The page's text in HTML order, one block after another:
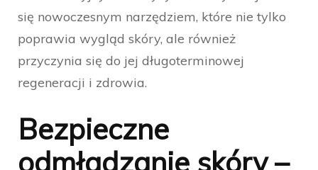
się nowoczesnym narzędziem, które nie tylko
poprawia wygląd skóry, ale również
przyczynia się do jej długoterminowej
regeneracji i zdrowia.
Bezpieczne
odmładzanie skóry –